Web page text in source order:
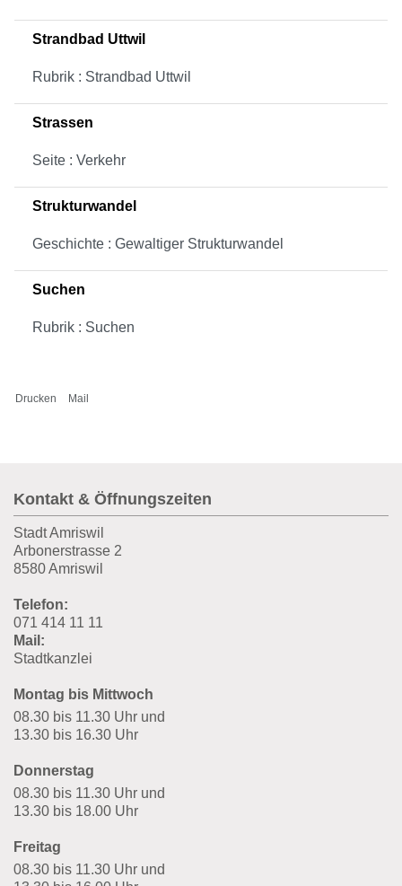
Strandbad Uttwil
Rubrik : Strandbad Uttwil
Strassen
Seite : Verkehr
Strukturwandel
Geschichte : Gewaltiger Strukturwandel
Suchen
Rubrik : Suchen
Drucken Mail
Kontakt & Öffnungszeiten
Stadt Amriswil
Arbonerstrasse 2
8580 Amriswil
Telefon:
071 414 11 11
Mail:
Stadtkanzlei
Montag bis Mittwoch
08.30 bis 11.30 Uhr und
13.30 bis 16.30 Uhr
Donnerstag
08.30 bis 11.30 Uhr und
13.30 bis 18.00 Uhr
Freitag
08.30 bis 11.30 Uhr und